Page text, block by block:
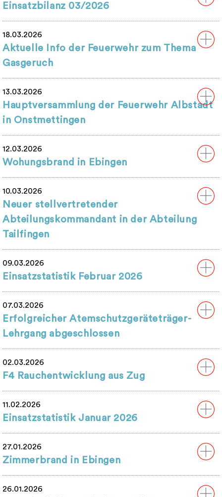
Einsatzbilanz 03/2026
18.03.2026
Aktuelle Info der Feuerwehr zum Thema
Gasgeruch
13.03.2026
Hauptversammlung der Feuerwehr Albstadt
in Onstmettingen
12.03.2026
Wohungsbrand in Ebingen
10.03.2026
Neuer stellvertretender
Abteilungskommandant in der Abteilung
Tailfingen
09.03.2026
Einsatzstatistik Februar 2026
07.03.2026
Erfolgreicher Atemschutzgeräteträger-
Lehrgang abgeschlossen
02.03.2026
F4 Rauchentwicklung aus Zug
11.02.2026
Einsatzstatistik Januar 2026
27.01.2026
Zimmerbrand in Ebingen
26.01.2026